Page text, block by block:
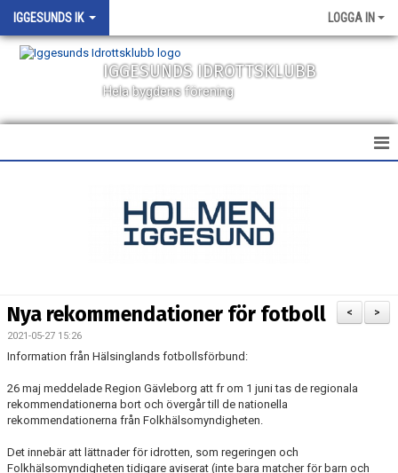
IGGESUNDS IK LOGGA IN
IGGESUNDS IDROTTSKLUBB
Hela bygdens förening
VÅRA LAG
FÖRENINGSDOMARE
DOKUMENT
>
<
Nya rekommendationer för fotboll
2021-05-27 15:26
Information från Hälsinglands fotbollsförbund:
26 maj meddelade Region Gävleborg att fr om 1 juni tas de regionala
rekommendationerna bort och övergår till de nationella
rekommendationerna från Folkhälsomyndigheten.
Det innebär att lättnader för idrotten, som regeringen och
Folkhälsomyndigheten tidigare aviserat (inte bara matcher för barn och